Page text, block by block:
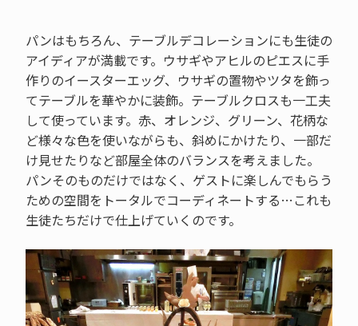
パンはもちろん、テーブルデコレーションにも生徒の
アイディアが満載です。ウサギやアヒルのピエスに手
作りのイースターエッグ、ウサギの置物やツタを飾っ
てテーブルを華やかに装飾。テーブルクロスも一工夫
して使っています。赤、オレンジ、グリーン、花柄な
ど様々な色を使いながらも、斜めにかけたり、一部だ
け見せたりなど部屋全体のバランスを考えました。
パンそのものだけではなく、ゲストに楽しんでもらう
ための空間をトータルでコーディネートする…これも
生徒たちだけで仕上げていくのです。